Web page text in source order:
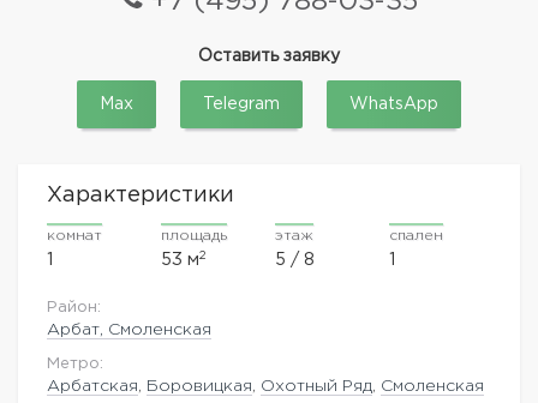
Оставить заявку
Max Telegram WhatsApp
Характеристики
комнат
1
площадь
53 м2
этаж
5 / 8
спален
1
Район:
Арбат, Смоленская
Метро:
Арбатская Боровицкая Охотный Ряд Смоленская